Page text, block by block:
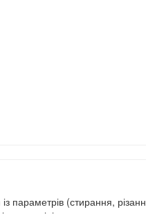
параметрів (стирання,